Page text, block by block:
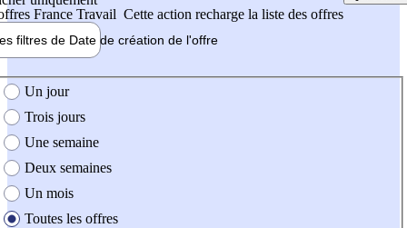
France Travail Cette action recharge la liste des offres
filtres de Date de création de l'offre
création de l'offre
Un jour
Trois jours
Une semaine
Deux semaines
Un mois
Toutes les offres